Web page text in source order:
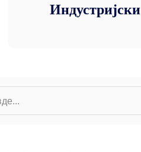
Индустријски